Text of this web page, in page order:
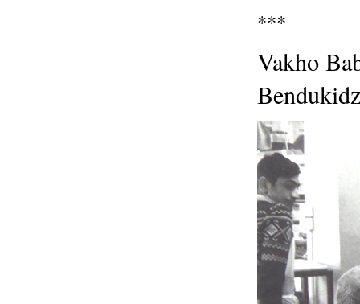
***
Vakho